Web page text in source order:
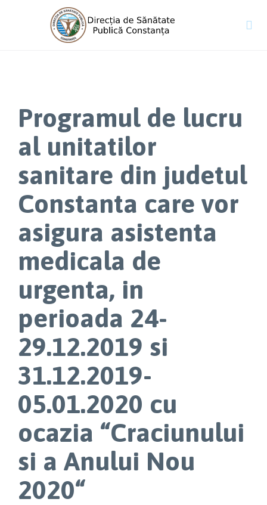

Programul de lucru
al unitatilor
sanitare din judetul
Constanta care vor
asigura asistenta
medicala de
urgenta, in
perioada 24-
29.12.2019 si
31.12.2019-
05.01.2020 cu
ocazia “Craciunului
si a Anului Nou
2020“